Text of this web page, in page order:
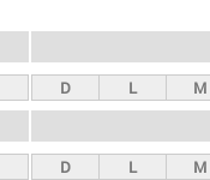
D L M
D L M